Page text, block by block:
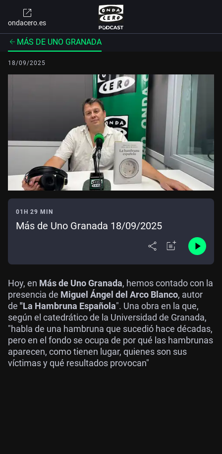
ondacero.es
MÁS DE UNO GRANADA
18/09/2025
01H 29 MIN
Más de Uno Granada 18/09/2025
Hoy, en Más de Uno Granada, hemos contado con la
presencia de Miguel Ángel del Arco Blanco, autor
de "La Hambruna Española". Una obra en la que,
según el catedrático de la Universidad de Granada,
"habla de una hambruna que sucedió hace décadas,
pero en el fondo se ocupa de por qué las hambrunas
aparecen, como tienen lugar, quienes son sus
víctimas y qué resultados provocan"